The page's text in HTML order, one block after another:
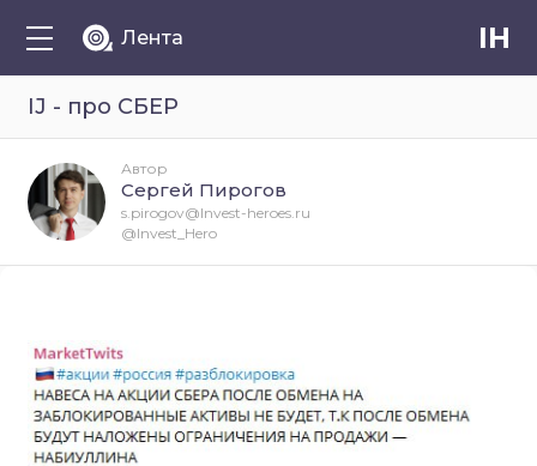
Лента IH
IJ - про СБЕР
Автор
Сергей Пирогов
s.pirogov@Invest-heroes.ru
@Invest_Hero